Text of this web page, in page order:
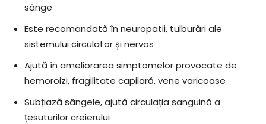
sânge
Este recomandată în neuropatii, tulburări ale
sistemului circulator și nervos
Ajută în ameliorarea simptomelor provocate de
hemoroizi, fragilitate capilară, vene varicoase
Subțiază sângele, ajută circulația sanguină a
țesuturilor creierului